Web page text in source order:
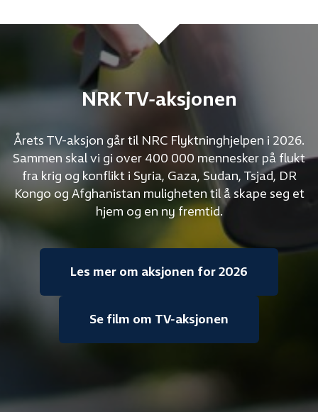
NRK TV-aksjonen
Årets TV-aksjon går til NRC Flyktninghjelpen i 2026.
Sammen skal vi gi over 400 000 mennesker på flukt
fra krig og konflikt i Syria, Gaza, Sudan, Tsjad, DR
Kongo og Afghanistan muligheten til å skape seg et
hjem og en ny fremtid.
Les mer om aksjonen for 2026
Se film om TV-aksjonen